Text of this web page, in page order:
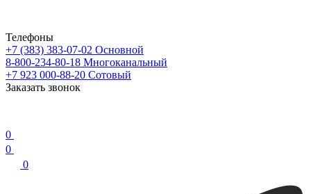
Телефоны
+7 (383) 383-07-02 Основной
8-800-234-80-18 Многоканальный
+7 923 000-88-20 Сотовый
Заказать звонок
0
0
0